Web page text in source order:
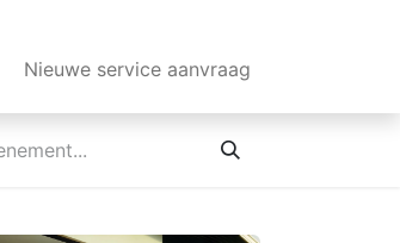
Nieuwe service aanvraag